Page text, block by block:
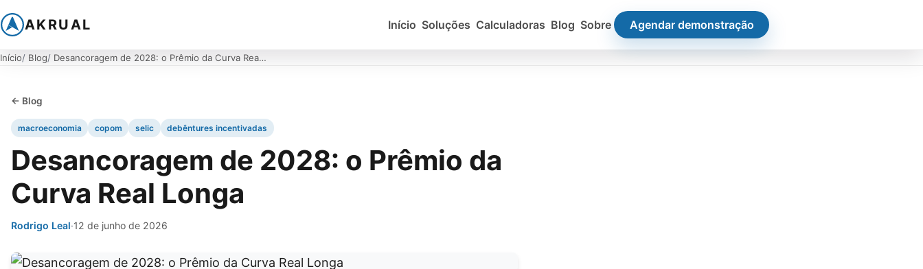
AKRUAL Início Soluções Calculadoras Blog Sobre Agendar demonstração
Início Blog Desancoragem de 2028: o Prêmio da Curva Real Longa
← Blog
macroeconomia copom selic debêntures incentivadas
Desancoragem de 2028: o Prêmio da
Curva Real Longa
Rodrigo Leal·12 de junho de 2026